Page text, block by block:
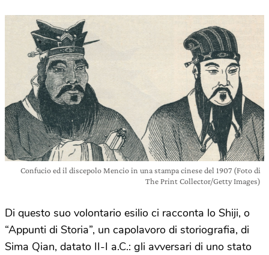
Confucio ed il discepolo Mencio in una stampa cinese del 1907 (Foto di
The Print Collector/Getty Images)
Di questo suo volontario esilio ci racconta lo Shiji, o
“Appunti di Storia”, un capolavoro di storiografia, di
Sima Qian, datato II-I a.C.: gli avversari di uno stato